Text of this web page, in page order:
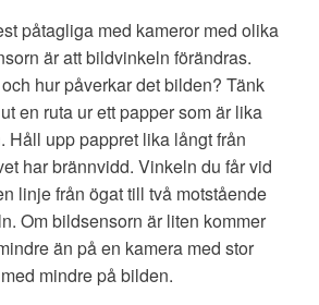
påtagliga med kameror med olika
är att bildvinkeln förändras.
hur påverkar det bilden? Tänk
en ruta ur ett papper som är lika
Håll upp pappret lika långt från
har brännvidd. Vinkeln du får vid
linje från ögat till två motstående
Om bildsensorn är liten kommer
än på en kamera med stor
mindre på bilden.